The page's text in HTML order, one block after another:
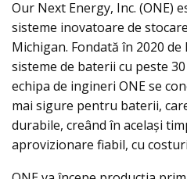
Our Next Energy, Inc. (ONE)
sisteme inovatoare de
Michigan. Fondată în 2020
sisteme de baterii cu peste
echipa de ingineri ONE se
mai sigure pentru baterii,
durabile, creând în același
aprovizionare fiabil, cu